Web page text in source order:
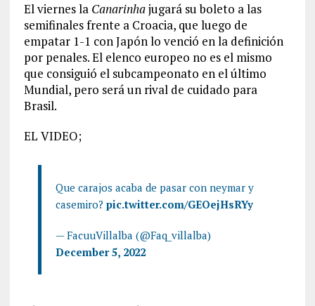
El viernes la Canarinhajugará su boleto a las
semifinales frente a Croacia, que luego de
empatar 1-1 con Japón lo venció en la definición
por penales. El elenco europeo no es el mismo
que consiguió el subcampeonato en el último
Mundial, pero será un rival de cuidado para
Brasil.
EL VIDEO;
Que carajos acaba de pasar con neymar y
casemiro? pic.twitter.com/GEOejHsRYy
— FacuuVillalba (@Faq_villalba)
December 5, 2022